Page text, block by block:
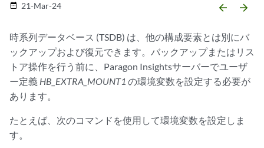
date_range 21-Mar-24 arrow_backward arrow_forward
時系列データベース (TSDB) は、他の構成要素とは別にバ
ックアップおよび復元できます。バックアップまたはリス
トア操作を行う前に、Paragon Insightsサーバーでユーザ
ー定義 HB_EXTRA_MOUNT1 の環境変数を設定する必要が
あります。
たとえば、次のコマンドを使用して環境変数を設定しま
す。